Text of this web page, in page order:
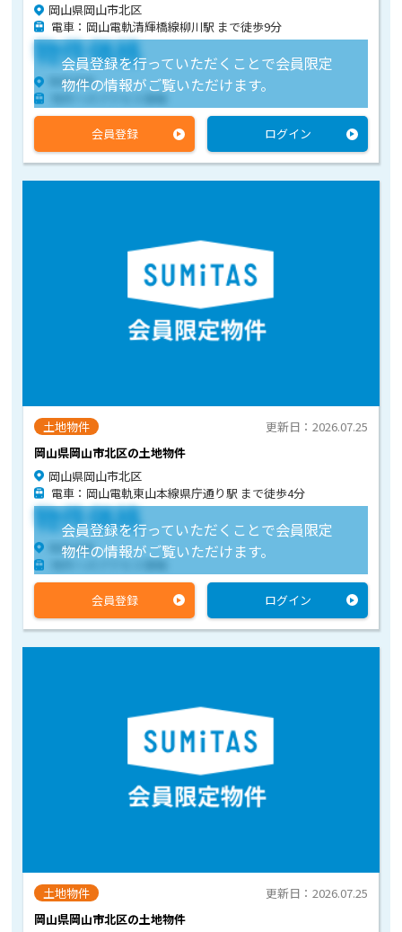
岡山県岡山市北区
電車：岡山電軌清輝橋線柳川駅 まで徒歩9分
会員登録を行っていただくことで会員限定
物件の情報がご覧いただけます。
物件価格
物件住所
物件へのアクセス情報
会員登録 ログイン
土地物件
岡山県岡山市北区の土地物件
更新日：2026.07.25
岡山県岡山市北区
電車：岡山電軌東山本線県庁通り駅 まで徒歩4分
会員登録を行っていただくことで会員限定
物件の情報がご覧いただけます。
物件価格
物件住所
物件へのアクセス情報
会員登録 ログイン
土地物件
岡山県岡山市北区の土地物件
更新日：2026.07.25